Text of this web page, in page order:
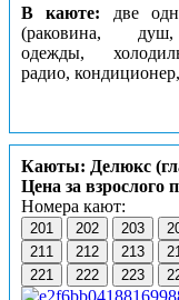
В каюте: две
(раковина,
одежды,
радио,
Каюты: Делюкс
Цена за взрослого
Номера кают:
201 202 203
211
212 213
221
222 223